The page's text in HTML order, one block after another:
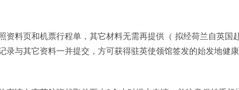
资料页和机票行程单，其它材料无需再提供（ 拟经荷兰自英
与其它资料一并提交，方可获得驻英使领馆签发的始发地健